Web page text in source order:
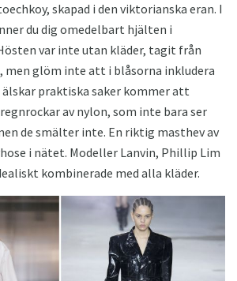
skapad i den viktorianska eran. I
du dig omedelbart hjälten i
var inte utan kläder, tagit från
men glöm inte att i blåsorna inkludera
älskar praktiska saker kommer att
av nylon, som inte bara ser
de smälter inte. En riktig masthev av
i nätet. Modeller Lanvin, Phillip Lim
kombinerade med alla kläder.